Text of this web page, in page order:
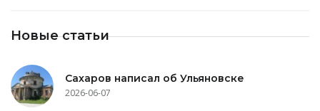
Новые статьи
Сахаров написал об Ульяновске
2026-06-07